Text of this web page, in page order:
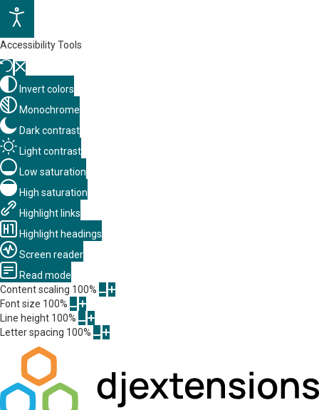
Accessibility Tools
Invert colors
Monochrome
Dark contrast
Light contrast
Low saturation
High saturation
Highlight links
Highlight headings
Screen reader
Read mode
Content scaling 100%
Font size 100%
Line height 100%
Letter spacing 100%